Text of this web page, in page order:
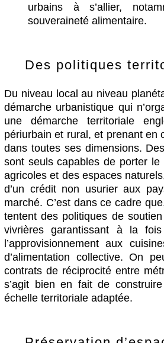
urbains à s’allier,
souveraineté alimentaire.
Des politiques
Du niveau local au niveau
démarche urbanistique qui
une démarche territoriale
périurbain et rural, et prenant en
dans toutes ses dimensions.
sont seuls capables de porter
agricoles et des espaces
d’un crédit non usurier aux
marché. C’est dans ce cadre
tentent des politiques de
vivrières garantissant à la
l’approvisionnement aux
d’alimentation collective. On
contrats de réciprocité entre
s’agit bien en fait de
échelle territoriale adaptée.